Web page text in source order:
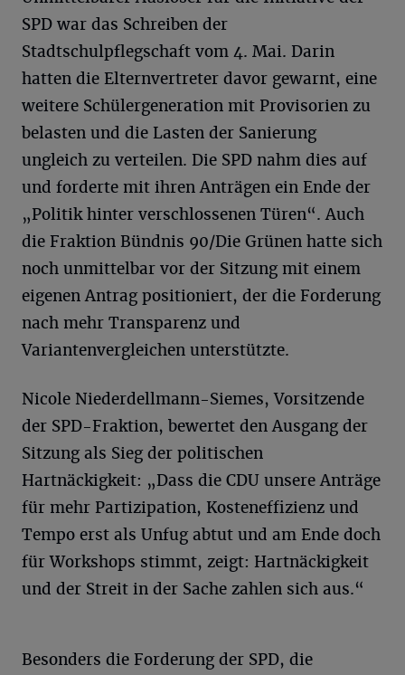
SPD war das Schreiben der
Stadtschulpflegschaft vom 4. Mai. Darin
hatten die Elternvertreter davor gewarnt, eine
weitere Schülergeneration mit Provisorien zu
belasten und die Lasten der Sanierung
ungleich zu verteilen. Die SPD nahm dies auf
und forderte mit ihren Anträgen ein Ende der
„Politik hinter verschlossenen Türen“. Auch
die Fraktion Bündnis 90/Die Grünen hatte sich
noch unmittelbar vor der Sitzung mit einem
eigenen Antrag positioniert, der die Forderung
nach mehr Transparenz und
Variantenvergleichen unterstützte.
Nicole Niederdellmann-Siemes, Vorsitzende
der SPD-Fraktion, bewertet den Ausgang der
Sitzung als Sieg der politischen
Hartnäckigkeit: „Dass die CDU unsere Anträge
für mehr Partizipation, Kosteneffizienz und
Tempo erst als Unfug abtut und am Ende doch
für Workshops stimmt, zeigt: Hartnäckigkeit
und der Streit in der Sache zahlen sich aus.“
Besonders die Forderung der SPD, die